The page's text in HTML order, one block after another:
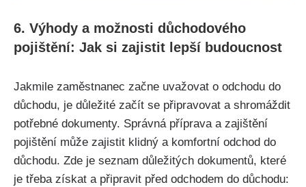
6. Výhody a možnosti důchodového
pojištění: Jak si zajistit lepší budoucnost
Jakmile zaměstnanec začne uvažovat o odchodu do
důchodu, je důležité začít se připravovat a shromáždit
potřebné dokumenty. Správná příprava a zajištění
pojištění může zajistit klidný a komfortní odchod do
důchodu. Zde je seznam důležitých dokumentů, které
je třeba získat a připravit před odchodem do důchodu: